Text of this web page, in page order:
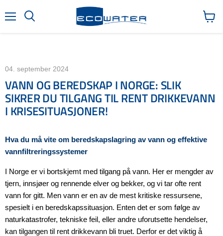
04. september 2024
VANN OG BEREDSKAP I NORGE: SLIK
SIKRER DU TILGANG TIL RENT DRIKKEVANN
I KRISESITUASJONER!
Hva du må vite om beredskapslagring av vann og effektive
vannfiltreringssystemer
I Norge er vi bortskjemt med tilgang på vann. Her er mengder av
tjern, innsjøer og rennende elver og bekker, og vi tar ofte rent
vann for gitt. Men vann er en av de mest kritiske ressursene,
spesielt i en beredskapssituasjon. Enten det er som følge av
naturkatastrofer, tekniske feil, eller andre uforutsette hendelser,
kan tilgangen til rent drikkevann bli truet. Derfor er det viktig å